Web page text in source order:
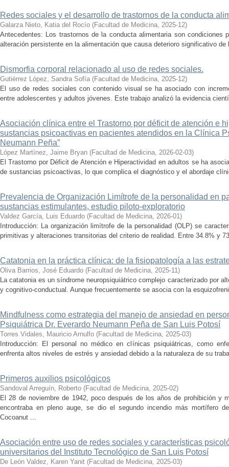
Redes sociales y el desarrollo de trastornos de la conducta
Galarza Nieto, Katia del Rocío (Facultad de Medicina, 2025-12)
Antecedentes: Los trastornos de la conducta alimentaria son condiciones
alteración persistente en la alimentación que causa deterioro significativo
Dismorfia corporal relacionado al uso de redes sociales.
Gutiérrez López, Sandra Sofía (Facultad de Medicina, 2025-12)
El uso de redes sociales con contenido visual se ha asociado con
entre adolescentes y adultos jóvenes. Este trabajo analizó la evidencia
Asociación clínica entre el Trastorno por déficit de atención e
sustancias psicoactivas en pacientes atendidos en la Clínica
Neumann Peña”
López Martínez, Jaime Bryan (Facultad de Medicina, 2026-02-03)
El Trastorno por Déficit de Atención e Hiperactividad en adultos se ha
de sustancias psicoactivas, lo que complica el diagnóstico y el abordaje
Prevalencia de Organización Limítrofe de la personalidad en
sustancias estimulantes, estudio piloto-exploratorio
Valdez García, Luis Eduardo (Facultad de Medicina, 2026-01)
Introducción: La organización limítrofe de la personalidad (OLP) se
primitivas y alteraciones transitorias del criterio de realidad. Entre 34.8% y
Catatonia en la práctica clínica: de la fisiopatología a las
Oliva Barrios, José Eduardo (Facultad de Medicina, 2025-11)
La catatonia es un síndrome neuropsiquiátrico complejo caracterizado por
y cognitivo-conductual. Aunque frecuentemente se asocia con la
Mindfulness como estrategia del manejo de ansiedad en
Psiquiátrica Dr. Everardo Neumann Peña de San Luis Potosí
Torres Vidales, Mauricio Arnulfo (Facultad de Medicina, 2025-03)
Introducción: El personal no médico en clínicas psiquiátricas, como
enfrenta altos niveles de estrés y ansiedad debido a la naturaleza de su
Primeros auxilios psicológicos
Sandoval Arreguín, Roberto (Facultad de Medicina, 2025-02)
El 28 de noviembre de 1942, poco después de los años de prohibición y
encontraba en pleno auge, se dio el segundo incendio más mortífero
Cocoanut ...
Asociación entre uso de redes sociales y características
universitarios del Instituto Tecnológico de San Luis Potosí
De León Valdez, Karen Yanit (Facultad de Medicina, 2025-03)